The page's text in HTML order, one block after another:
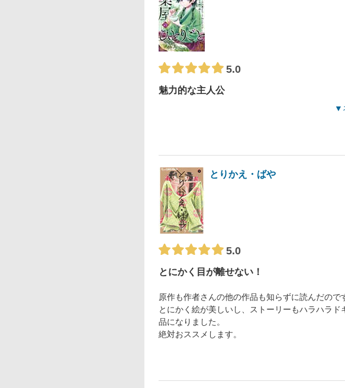
5.0
魅力的な主人公
とりかえ・ばや
5.0
とにかく目が離せない！
原作も作者さんの他の作品も知らずに読んだので
とにかく絵が美しいし、ストーリーもハラハラ
品になりました。
絶対おススメします。